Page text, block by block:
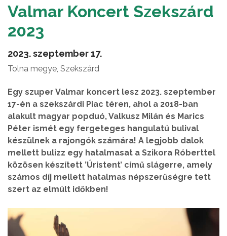
Valmar Koncert Szekszárd
2023
2023. szeptember 17.
Tolna megye, Szekszárd
Egy szuper Valmar koncert lesz 2023. szeptember
17-én a szekszárdi Piac téren, ahol a 2018-ban
alakult magyar popduó, Valkusz Milán és Marics
Péter ismét egy fergeteges hangulatú bulival
készülnek a rajongók számára! A legjobb dalok
mellett bulizz egy hatalmasat a Szikora Róberttel
közösen készített ’Úristent’ című slágerre, amely
számos díj mellett hatalmas népszerűségre tett
szert az elmúlt időkben!